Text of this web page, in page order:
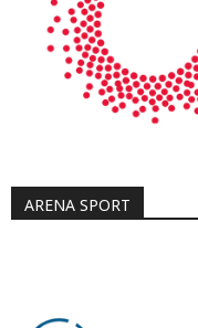
ARENA SPORT